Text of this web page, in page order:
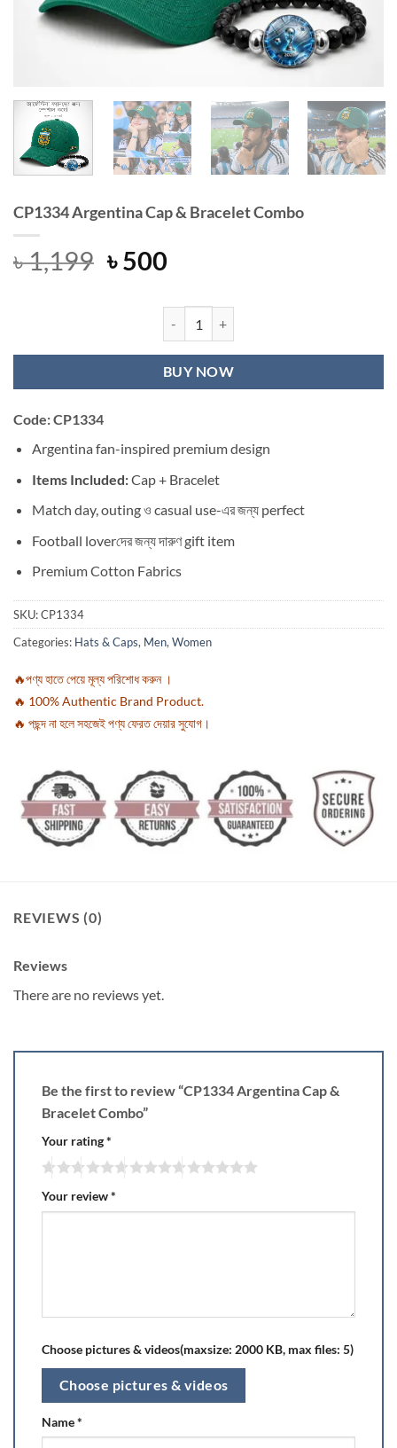
CP1334 Argentina Cap & Bracelet Combo
৳1,199 Original
৳ 1,199.
৳500Current
is:
৳ 500.
CP1334 Argentina Cap & Bracelet
BUY NOW
Code: CP1334
Argentina fan-inspired premium design
Items Included:Cap + Bracelet
Match day, outing ও casual use-এর জন্য perfect
Football loverদের জন্য দারুণ gift item
Premium Cotton Fabrics
SKU:CP1334
Categories: Hats & Caps, Men, Women
🔥পণ্য হাতে পেয়ে মূল্য পরিশোধ করুন ।
🔥 100% Authentic Brand Product.
🔥 পছন্দ না হলে সহজেই পণ্য ফেরত দেয়ার সুযোগ।
REVIEWS (0)
Reviews
There are no reviews yet.
Be the first to review “CP1334 Argentina Cap &
Bracelet Combo”
Your rating*
Your review*
Choose pictures & videos(maxsize: 2000 KB, max files: 5)
Choose pictures & videos
Name*